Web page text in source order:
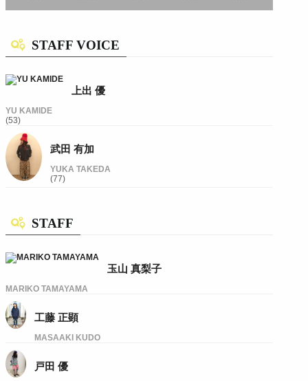
STAFF VOICE
上出 優
YU KAMIDE
(53)
武田 有加
YUKA TAKEDA
(77)
STAFF
玉山 真梨子
MARIKO TAMAYAMA
工藤 正顕
MASAAKI KUDO
戸田 優